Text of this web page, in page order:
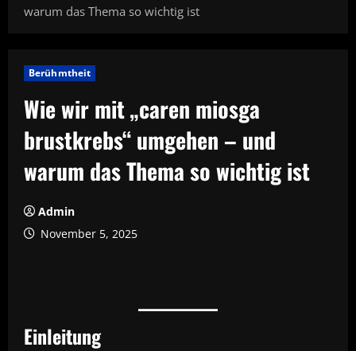
warum das Thema so wichtig ist
Berühmtheit
Wie wir mit „caren miosga
brustkrebs“ umgehen – und
warum das Thema so wichtig ist
Admin
November 5, 2025
Einleitung